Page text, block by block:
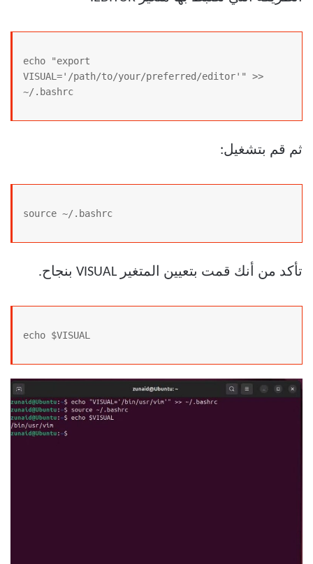
echo "export
VISUAL='/path/to/your/preferred/editor'" >>
~/.bashrc
ثم قم بتشغيل:
source ~/.bashrc
تأكد من أنك قمت بتعيين المتغير VISUAL بنجاح.
echo $VISUAL